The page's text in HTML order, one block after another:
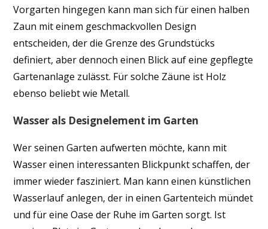
Vorgarten hingegen kann man sich für einen halben
Zaun mit einem geschmackvollen Design
entscheiden, der die Grenze des Grundstücks
definiert, aber dennoch einen Blick auf eine gepflegte
Gartenanlage zulässt. Für solche Zäune ist Holz
ebenso beliebt wie Metall.
Wasser als Designelement im Garten
Wer seinen Garten aufwerten möchte, kann mit
Wasser einen interessanten Blickpunkt schaffen, der
immer wieder fasziniert. Man kann einen künstlichen
Wasserlauf anlegen, der in einen Gartenteich mündet
und für eine Oase der Ruhe im Garten sorgt. Ist